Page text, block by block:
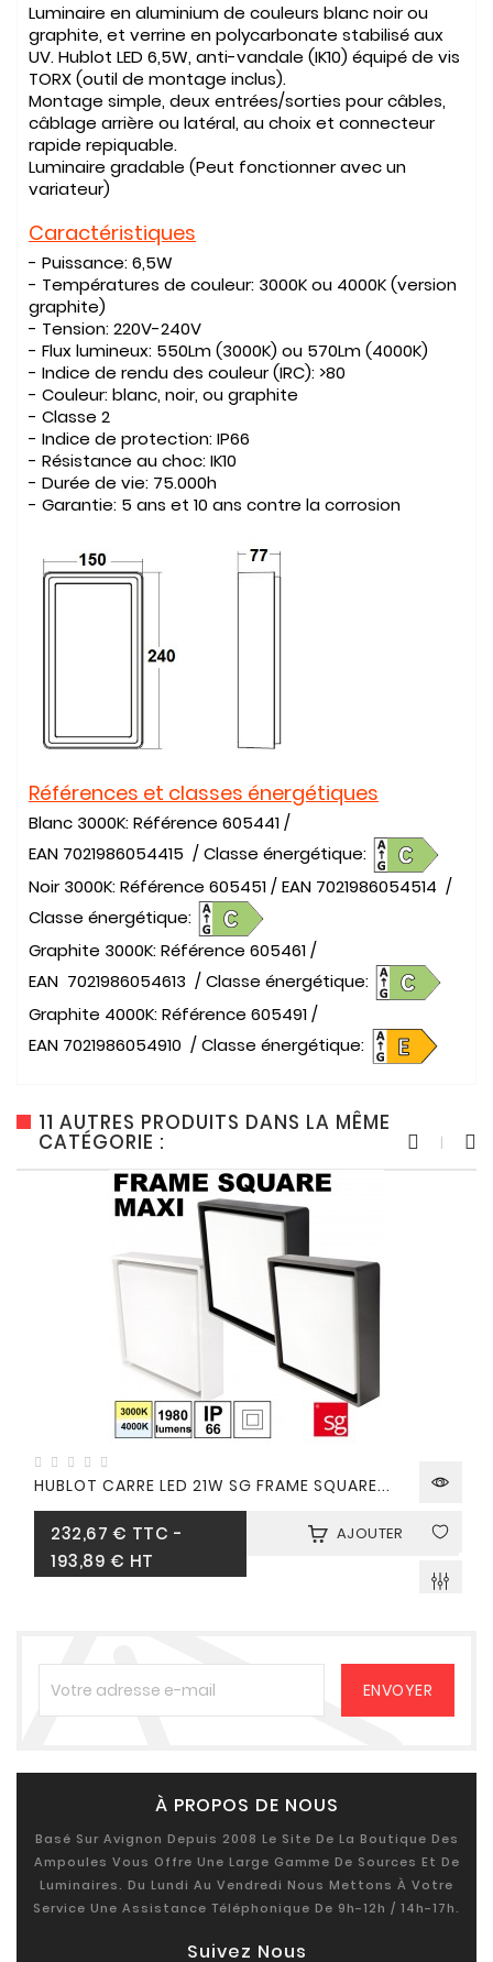
Luminaire en aluminium de couleurs blanc noir ou
graphite, et verrine en polycarbonate stabilisé aux
UV. Hublot LED 6,5W, anti-vandale (IK10) équipé de vis
TORX (outil de montage inclus).
Montage simple, deux entrées/sorties pour câbles,
câblage arrière ou latéral, au choix et connecteur
rapide repiquable.
Luminaire gradable (Peut fonctionner avec un
variateur)
Caractéristiques
- Puissance:6,5W
- Températures de couleur: 3000K ou 4000K (version
graphite)
- Tension:220V-240V
- Flux lumineux: 550Lm (3000K) ou 570Lm (4000K)
- Indice de rendu des couleur (IRC):>80
- Couleur:blanc, noir, ou graphite
- Classe 2
- Indice de protection:IP66
- Résistance au choc:IK10
- Durée de vie: 75.000h
- Garantie: 5 ans et 10 ans contre la corrosion
Références et classes énergétiques
Blanc 3000K: Référence 605441 /
EAN 7021986054415 / Classe énergétique:
Noir 3000K: Référence 605451 / EAN 7021986054514 /
Classe énergétique:
Graphite 3000K: Référence 605461 /
EAN 7021986054613 / Classe énergétique:
Graphite 4000K: Référence 605491 /
EAN 7021986054910 / Classe énergétique:
11 AUTRES PRODUITS DANS LA MÊME
CATÉGORIE :
HUBLOT CARRE LED 21W SG FRAME SQUARE...
232,67 € Prix
TTC -
193,89 € HT
AJOUTER
À PROPOS DE NOUS
Basé Sur Avignon Depuis 2008 Le Site De La Boutique Des
Ampoules Vous Offre Une Large Gamme De Sources Et De
Luminaires. Du Lundi Au Vendredi Nous Mettons À Votre
Service Une Assistance Téléphonique De 9h-12h / 14h-17h.
Suivez Nous